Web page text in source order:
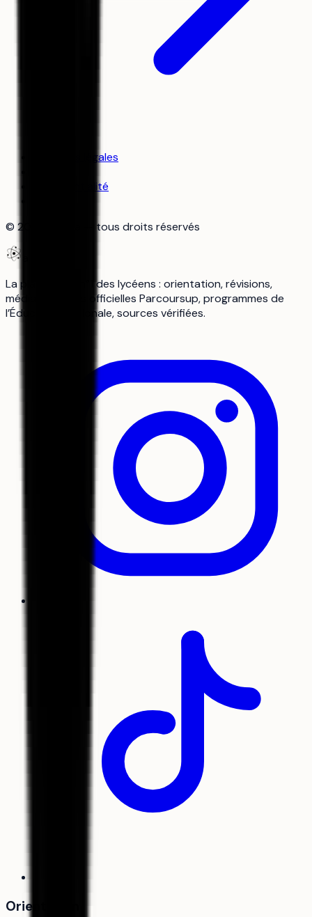
Mentions légales
Confidentialité
© 2026 aiduka — tous droits réservés
La plateforme n°1 des lycéens : orientation, révisions,
média. Données officielles Parcoursup, programmes de
l’Éducation nationale, sources vérifiées.
Orientation